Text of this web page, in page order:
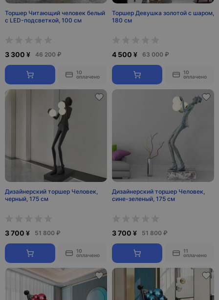
Торшер Читающий человек белый
с LED-подсветкой, 100 см
3 300 ¥ 46 200 ₽
10
оплачено
Торшер Девушка золотой с шаром,
180 см
4 500 ¥ 63 000 ₽
10
оплачено
Дизайнерский торшер Человек,
черный, 175 см
3 700 ¥ 51 800 ₽
10
оплачено
Дизайнерский торшер Человек,
сине-зеленый, 175 см
3 700 ¥ 51 800 ₽
11
оплачено